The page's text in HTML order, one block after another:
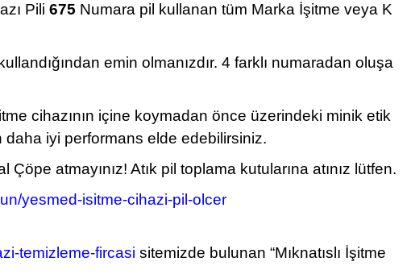
Pili 675 Numara pil kullanan tüm Marka İşitme veya K
emin olmanızdır. 4 farklı numaradan oluşa
cihazının içine koymadan önce üzerindeki minik etik
daha iyi performans elde edebilirsiniz.
atmayınız! Atık pil toplama kutularına atınız lütfen.
yesmed-isitme-cihazi-pil-olcer
temizleme-fircasi sitemizde bulunan “Mıknatıslı İşitme